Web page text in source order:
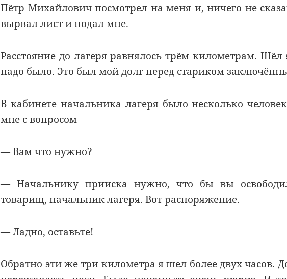
Пётр Михайлович посмотрел на меня и, ничего не
вырвал лист и подал мне.
Расстояние до лагеря равнялось трём километрам.
надо было. Это был мой долг перед стариком
В кабинете начальника лагеря было несколько
мне с вопросом
— Вам что нужно?
— Начальнику прииска нужно, что бы вы
товарищ, начальник лагеря. Вот распоряжение.
— Ладно, оставьте!
Обратно эти же три километра я шел более двух часов.